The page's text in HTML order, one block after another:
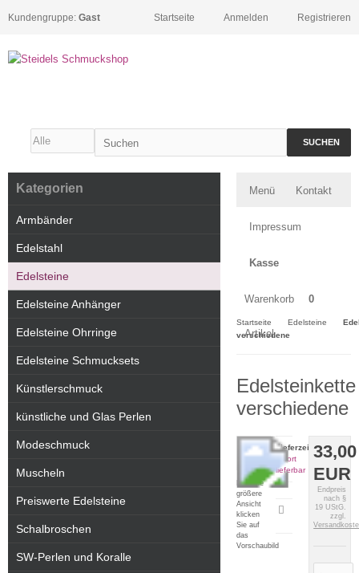
Kundengruppe: Gast Registrieren
Anmelden
Startseite
SUCHEN
Menü Kontakt
Impressum
Kasse
Warenkorb 0
Artikel
Startseite Edelsteine
verschiedene
Edelsteinkette
verschiedene
Für eine
größere
Ansicht
klicken
Sie auf
das
Vorschaubild
33,00
EUR
Endpreis
nach §
19 UStG.
zzgl.
Lieferzeit:
sofort
lieferbar
Artikeldatenblatt
drucken
Kategorien
Armbänder
Edelstahl
Edelsteine
Edelsteine Anhänger
Edelsteine Ohrringe
Edelsteine Schmucksets
Künstlerschmuck
künstliche und Glas Perlen
Modeschmuck
Muscheln
Preiswerte Edelsteine
Schalbroschen
SW-Perlen und Koralle